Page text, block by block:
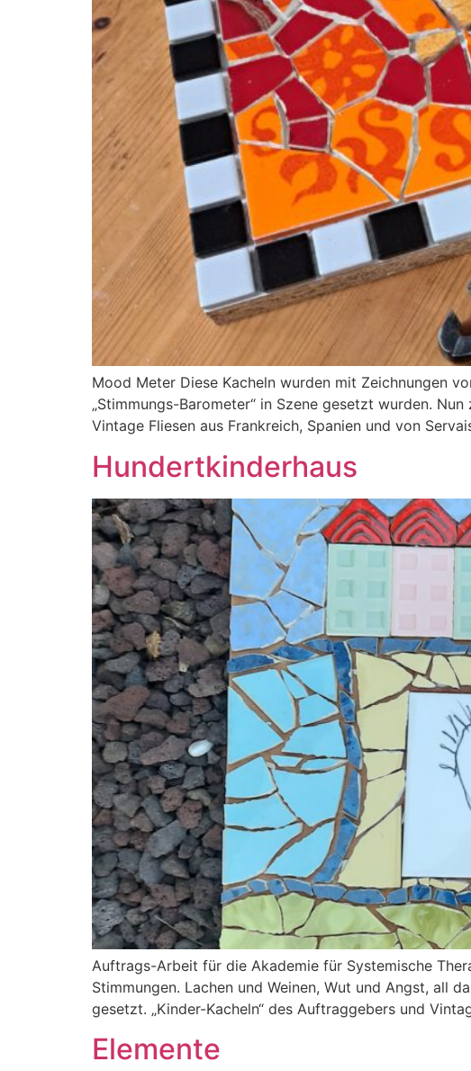
Mood Meter Diese Kacheln wurden mit Zeichnungen
„Stimmungs-Barometer“ in Szene gesetzt wurden.
Vintage Fliesen aus Frankreich, Spanien und von
Hundertkinderhaus
Auftrags-Arbeit für die Akademie für Systemische
Stimmungen. Lachen und Weinen, Wut und Angst, all
gesetzt. „Kinder-Kacheln“ des Auftraggebers und
Elemente